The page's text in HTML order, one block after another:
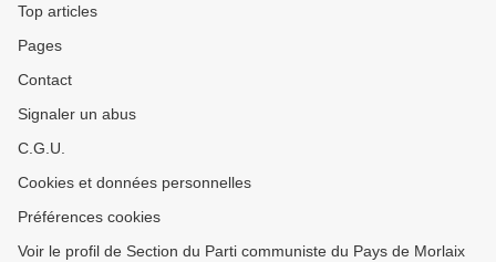
Top articles
Pages
Contact
Signaler un abus
C.G.U.
Cookies et données personnelles
Préférences cookies
Voir le profil de Section du Parti communiste du Pays de Morlaix